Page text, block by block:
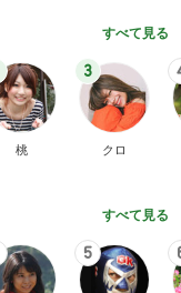
すべて見る
桃
3
クロ
すべて見る
5